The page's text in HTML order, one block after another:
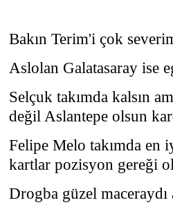
Bakın Terim'i çok
Aslolan Galatasaray ise
Selçuk takımda kalsın
değil Aslantepe olsun
Felipe Melo takımda en
kartlar pozisyon gereği
Drogba güzel maceraydı